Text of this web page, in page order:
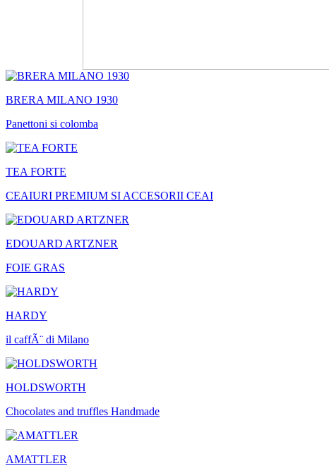
BRERA MILANO 1930
Panettoni si colomba
TEA FORTE
CEAIURI PREMIUM SI ACCESORII CEAI
EDOUARD ARTZNER
FOIE GRAS
HARDY
il caffÃ¨ di Milano
HOLDSWORTH
Chocolates and truffles Handmade
AMATTLER